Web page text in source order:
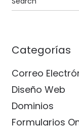
Categorías
Correo
Diseño Web
Dominios
Formularios